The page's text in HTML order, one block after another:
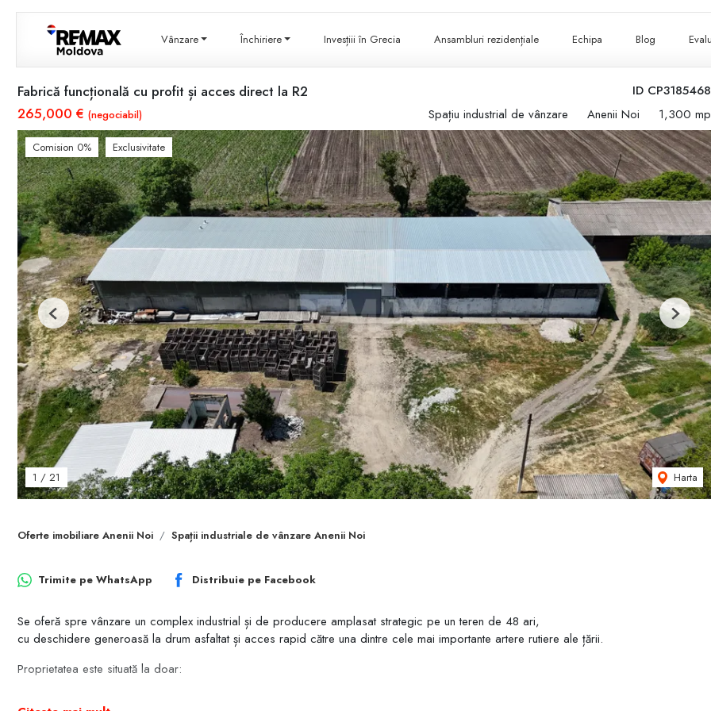
Vânzare Închiriere Invesțiii în Grecia Ansambluri rezidențiale Echipa Blog
ID CP3185468
Fabrică funcțională cu profit și acces direct la R2
265,000 € (negociabil) Spațiu industrial de vânzare Anenii Noi 1,300 mp
Comision 0% Exclusivitate
1 / 21 Harta
Previous Next
Oferte imobiliare Anenii Noi Spații industriale de vânzare Anenii Noi
Trimite pe WhatsApp Distribuie pe Facebook
Se oferă spre vânzare un complex industrial și de producere amplasat strategic pe un teren de 48 ari,
cu deschidere generoasă la drum asfaltat și acces rapid către una dintre cele mai importante artere rutiere ale țării.
Proprietatea este situată la doar: